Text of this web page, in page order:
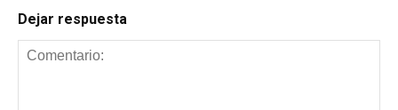
Dejar respuesta